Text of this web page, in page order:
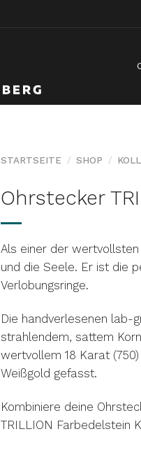
STARTSEITE / SHOP /
Ohrstecker
Als einer der
und die Seele. Er ist die
Verlobungsringe.
Die handverlesenen lab-
strahlendem, sattem
wertvollem 18 Karat
Weißgold gefasst.
Kombiniere deine
TRILLION Farbedelstein